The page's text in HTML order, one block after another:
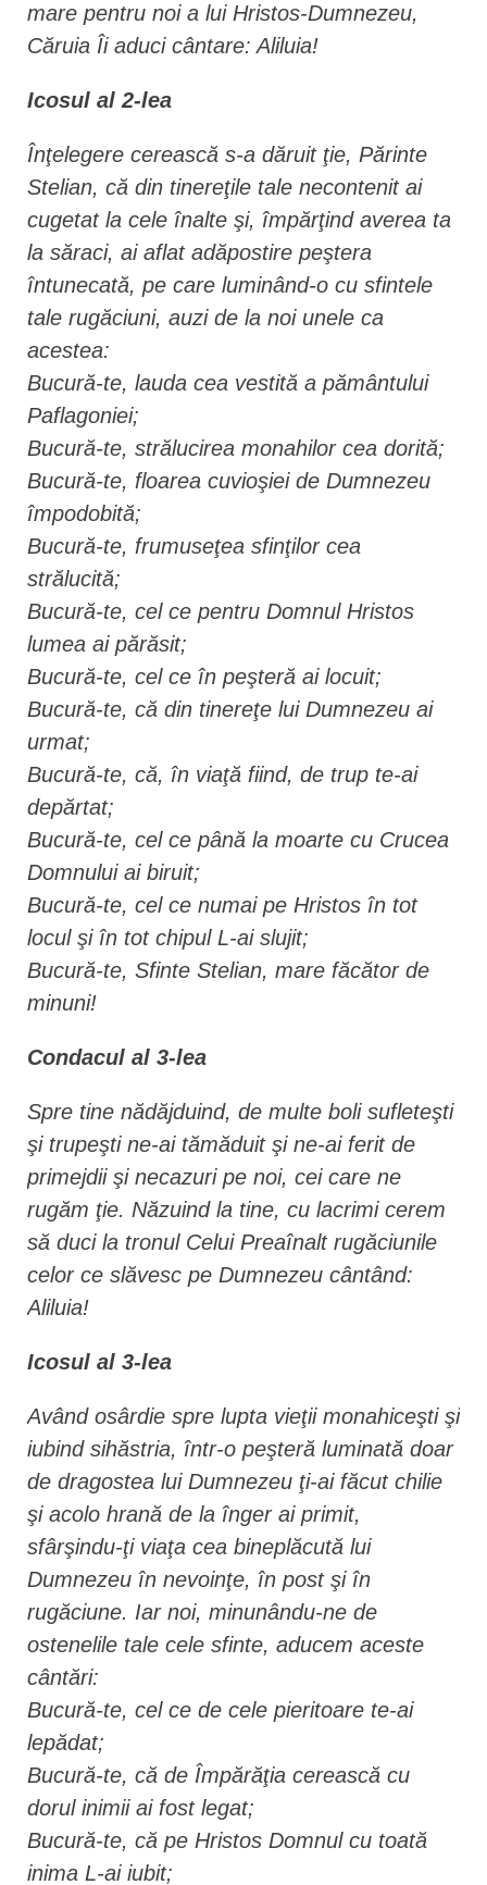
mare pentru noi a lui Hristos-Dumnezeu,
Căruia Îi aduci cântare: Aliluia!
Icosul al 2-lea
Înţelegere cerească s-a dăruit ţie, Părinte
Stelian, că din tinereţile tale necontenit ai
cugetat la cele înalte şi, împărţind averea ta
la săraci, ai aflat adăpostire peştera
întunecată, pe care luminând-o cu sfintele
tale rugăciuni, auzi de la noi unele ca
acestea:
Bucură-te, lauda cea vestită a pământului
Paflagoniei;
Bucură-te, strălucirea monahilor cea dorită;
Bucură-te, floarea cuvioşiei de Dumnezeu
împodobită;
Bucură-te, frumuseţea sfinţilor cea
strălucită;
Bucură-te, cel ce pentru Domnul Hristos
lumea ai părăsit;
Bucură-te, cel ce în peşteră ai locuit;
Bucură-te, că din tinereţe lui Dumnezeu ai
urmat;
Bucură-te, că, în viaţă fiind, de trup te-ai
depărtat;
Bucură-te, cel ce până la moarte cu Crucea
Domnului ai biruit;
Bucură-te, cel ce numai pe Hristos în tot
locul şi în tot chipul L-ai slujit;
Bucură-te, Sfinte Stelian, mare făcător de
minuni!
Condacul al 3-lea
Spre tine nădăjduind, de multe boli sufleteşti
şi trupeşti ne-ai tămăduit şi ne-ai ferit de
primejdii şi necazuri pe noi, cei care ne
rugăm ţie. Năzuind la tine, cu lacrimi cerem
să duci la tronul Celui Preaînalt rugăciunile
celor ce slăvesc pe Dumnezeu cântând:
Aliluia!
Icosul al 3-lea
Având osârdie spre lupta vieţii monahiceşti şi
iubind sihăstria, într-o peşteră luminată doar
de dragostea lui Dumnezeu ţi-ai făcut chilie
şi acolo hrană de la înger ai primit,
sfârşindu-ţi viaţa cea bineplăcută lui
Dumnezeu în nevoinţe, în post şi în
rugăciune. Iar noi, minunându-ne de
ostenelile tale cele sfinte, aducem aceste
cântări:
Bucură-te, cel ce de cele pieritoare te-ai
lepădat;
Bucură-te, că de Împărăţia cerească cu
dorul inimii ai fost legat;
Bucură-te, că pe Hristos Domnul cu toată
inima L-ai iubit;